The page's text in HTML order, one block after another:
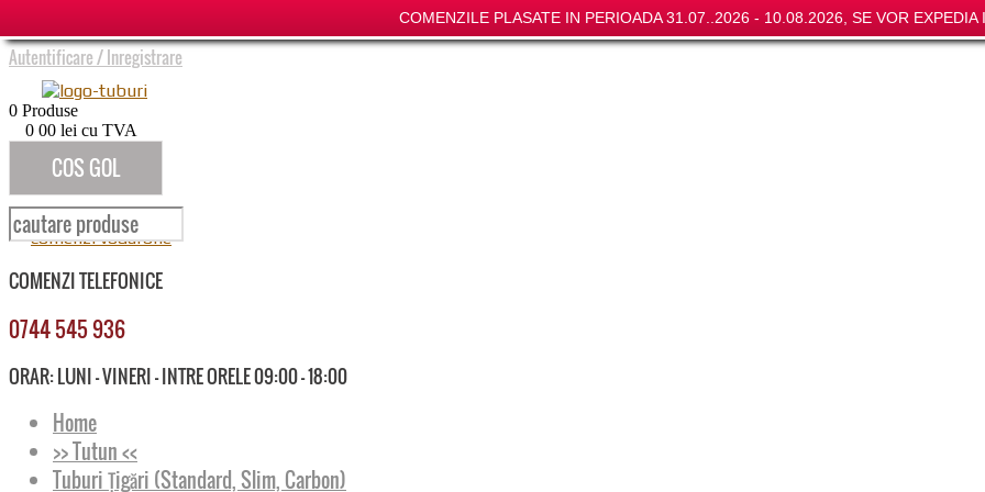
COMENZILE PLASATE IN PERIOADA 31.07..2026 - 10.08.2026, SE VOR EXPEDIA
Autentificare/Inregistrare
0 Produse
0 00 lei cu TVA
COS GOL
COMENZI TELEFONICE
0744 545 936
ORAR: LUNI - VINERI - INTRE ORELE 09:00 - 18:00
Home
>> Tutun <<
Tuburi Țigări (Standard, Slim, Carbon)